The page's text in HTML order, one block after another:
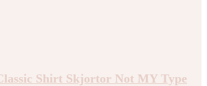
Shirt Skjortor Not MY Type